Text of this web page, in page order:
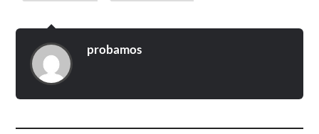
probamos